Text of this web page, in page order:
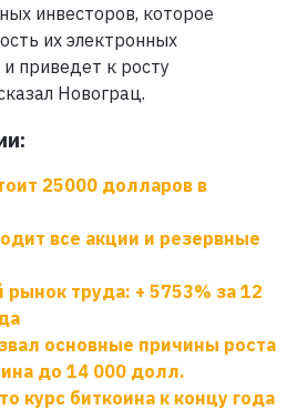
инвесторов, которое
их электронных
приведет к росту
Новограц.
25000 долларов в
все акции и резервные
труда: + 5753% за 12
основные причины роста
до 14 000 долл.
курс биткоина к концу года